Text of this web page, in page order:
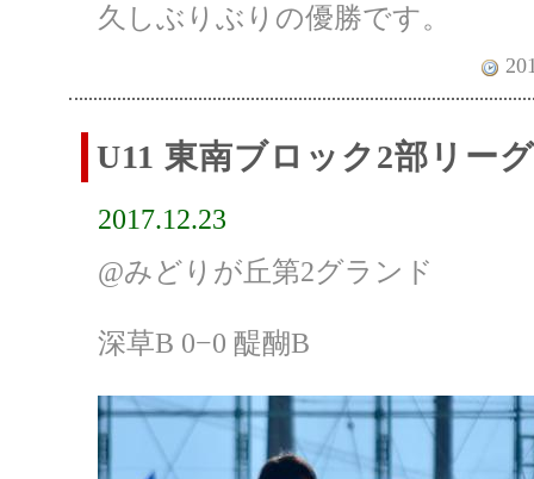
久しぶりぶりの優勝です。
U11 東南ブロック2部リーグ
2017.12.23
@みどりが丘第2グランド
深草B 0−0 醍醐B